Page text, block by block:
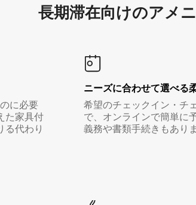
長期滞在向け⁠のア⁠メ⁠
に必要
た家具付
る代わり
ニーズに合わせて選べる
希望のチェックイン・チ
で、オンラインで簡単に
義務や書類手続きもあり